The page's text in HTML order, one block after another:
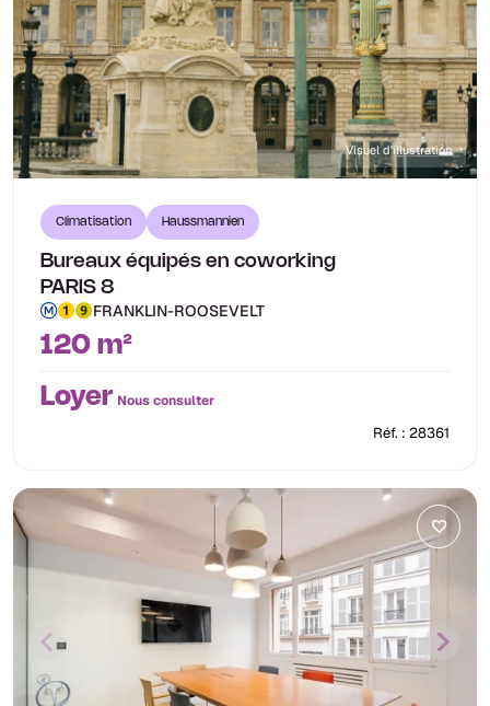
Visuel d'illustration
Climatisation Haussmannien
Bureaux équipés en coworking
PARIS 8
FRANKLIN-ROOSEVELT
120 m²
Loyer Nous consulter
Réf. : 28361